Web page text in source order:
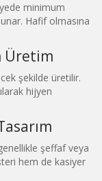
minimum
Hafif olmasına
Üretim
şekilde üretilir.
hijyen
şeffaf veya
hem de kasiyer